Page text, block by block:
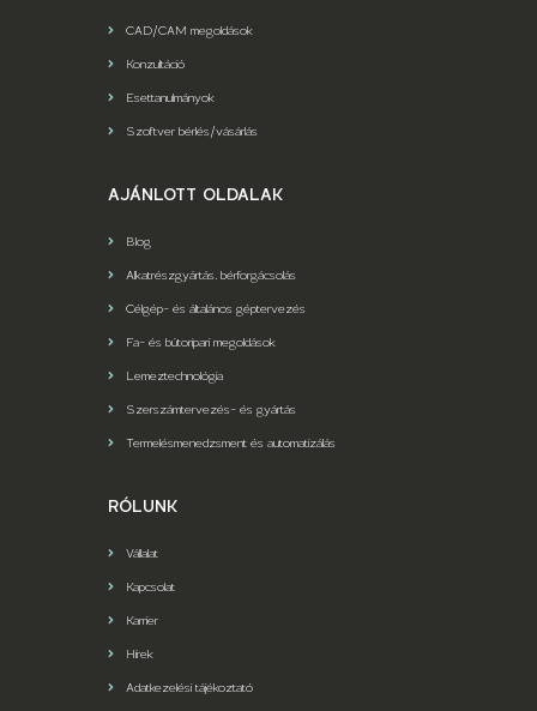
CAD/CAM megoldások
Konzultáció
Esettanulmányok
Szoftver bérlés/vásárlás
AJÁNLOTT OLDALAK
Blog
Alkatrészgyártás, bérforgácsolás
Célgép- és általános géptervezés
Fa- és bútoripari megoldások
Lemeztechnológia
Szerszámtervezés- és gyártás
Termelésmenedzsment és automatizálás
RÓLUNK
Vállalat
Kapcsolat
Karrier
Hírek
Adatkezelési tájékoztató